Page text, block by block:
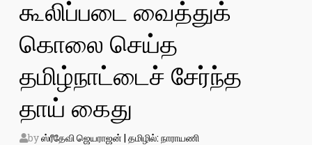
கூலிப்படை வைத்துக்
கொலை செய்த
தமிழ்நாட்டைச் சேர்ந்த
தாய் கைது
byஸ்ரீதேவி ஜெயராஜன் | தமிழில்: நாராயணி